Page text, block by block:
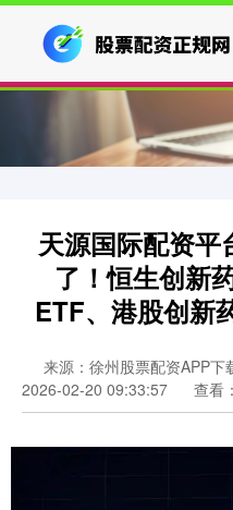
天源国际配资平
了！恒生创新
ETF、港股创新
来源：徐州股票配资APP下
2026-02-20 09:33:57
查看